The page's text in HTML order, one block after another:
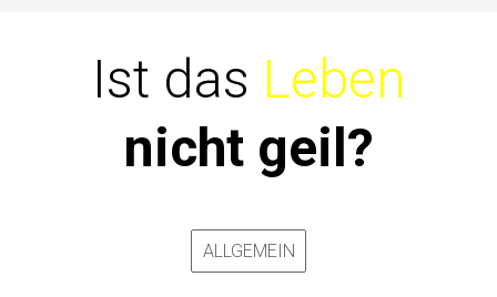
Ist das Leben
nicht geil?
ALLGEMEIN